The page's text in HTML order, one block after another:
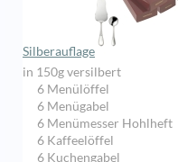
Silberauflage
in 150g versilbert
6 Menülöffel
6 Menügabel
6 Menümesser Hohlheft
6 Kaffeelöffel
6 Kuchengabel